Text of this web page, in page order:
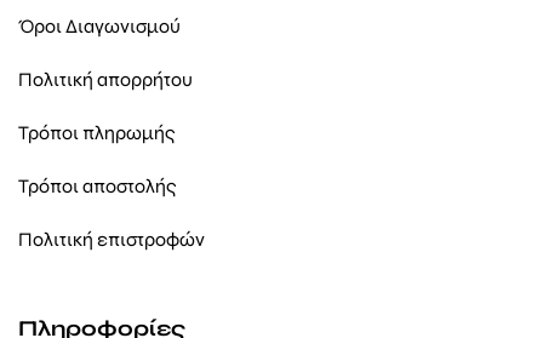
Όροι Διαγωνισμού
Πολιτική απορρήτου
Τρόποι πληρωμής
Τρόποι αποστολής
Πολιτική επιστροφών
Πληροφορίες